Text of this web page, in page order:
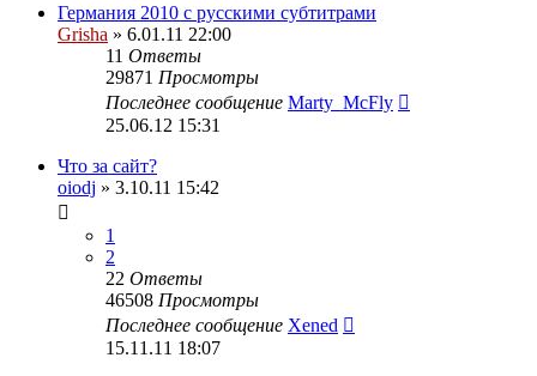
Германия 2010 с русскими субтитрами
Grisha » 6.01.11 22:00
11 Ответы
29871 Просмотры
Последнее сообщение Marty_McFly
25.06.12 15:31
Что за сайт?
oiodj » 3.10.11 15:42
1
2
22 Ответы
46508 Просмотры
Последнее сообщение Xened
15.11.11 18:07